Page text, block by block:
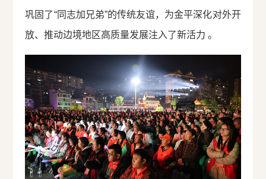
巩固了“同志加兄弟”的传统友谊，为金平深化对外开
放、推动边境地区高质量发展注入了新活力 。